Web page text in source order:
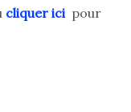
cliquer ici pour